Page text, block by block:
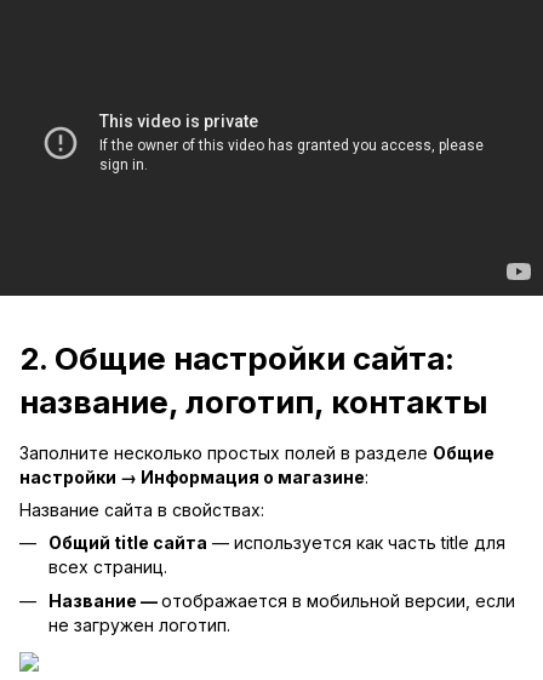
2. Общие настройки сайта:
название, логотип, контакты
Заполните несколько простых полей в разделе Общие
настройки → Информация о магазине:
Название сайта в свойствах:
Общий title сайта — используется как часть title для
всех страниц.
Название —отображается в мобильной версии, если
не загружен логотип.